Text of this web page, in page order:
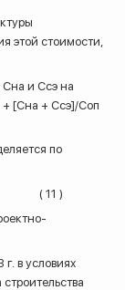
этой стоимости,
Сна и Ссэ на
+ [Сна + Ссэ]/Соп
по
( 11 )
в условиях